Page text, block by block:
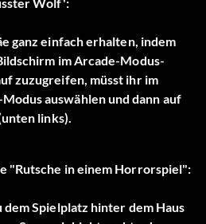
ganz einfach erhalten, indem
im Arcade-Modus-
zuzugreifen, müsst ihr im
auswählen und dann auf
links).
"Rutsche in einem Horrorspiel":
Spielplatz hinter dem Haus